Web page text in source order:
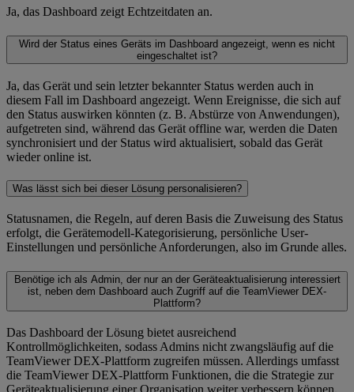
Ja, das Dashboard zeigt Echtzeitdaten an.
Wird der Status eines Geräts im Dashboard angezeigt, wenn es nicht
eingeschaltet ist?
Ja, das Gerät und sein letzter bekannter Status werden auch in
diesem Fall im Dashboard angezeigt. Wenn Ereignisse, die sich auf
den Status auswirken könnten (z. B. Abstürze von Anwendungen),
aufgetreten sind, während das Gerät offline war, werden die Daten
synchronisiert und der Status wird aktualisiert, sobald das Gerät
wieder online ist.
Was lässt sich bei dieser Lösung personalisieren?
Statusnamen, die Regeln, auf deren Basis die Zuweisung des Status
erfolgt, die Gerätemodell-Kategorisierung, persönliche User-
Einstellungen und persönliche Anforderungen, also im Grunde alles.
Benötige ich als Admin, der nur an der Geräteaktualisierung interessiert
ist, neben dem Dashboard auch Zugriff auf die TeamViewer DEX-
Plattform?
Das Dashboard der Lösung bietet ausreichend
Kontrollmöglichkeiten, sodass Admins nicht zwangsläufig auf die
TeamViewer DEX-Plattform zugreifen müssen. Allerdings umfasst
die TeamViewer DEX-Plattform Funktionen, die die Strategie zur